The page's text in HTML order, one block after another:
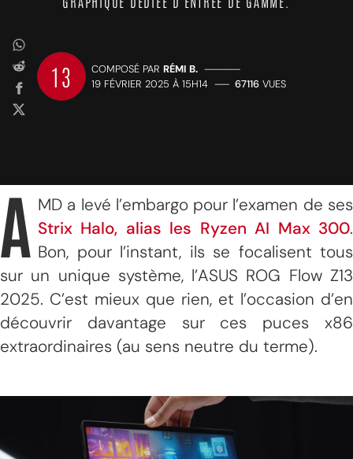
13 COMPOSÉ PAR RÉMI B. —————
19 FÉVRIER 2025 À 15H14 —— 67116 VUES
A MD a levé l’embargo pour l’examen de ses
Strix Halo, alias les Ryzen AI Max 300.
Bon, pour l’instant, ils se focalisent tous
sur un unique système, l’ASUS ROG Flow Z13
2025. C’est mieux que rien, et l’occasion d’en
découvrir davantage sur ces puces x86
extraordinaires (au sens neutre du terme).